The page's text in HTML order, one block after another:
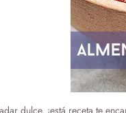
dulce, ¡está receta te